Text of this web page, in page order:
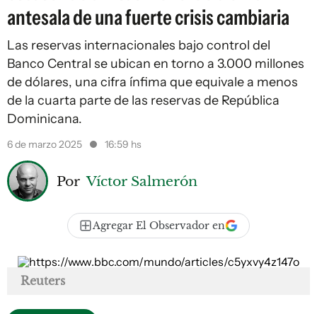
antesala de una fuerte crisis cambiaria
Las reservas internacionales bajo control del
Banco Central se ubican en torno a 3.000 millones
de dólares, una cifra ínfima que equivale a menos
de la cuarta parte de las reservas de República
Dominicana.
6 de marzo 2025 16:59 hs
Por Víctor Salmerón
Agregar El Observador en
Reuters